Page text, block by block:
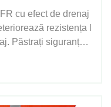
cu efect de drenaj
rezistența l
Păstrați siguranța,